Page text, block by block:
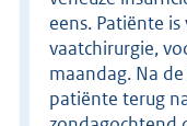
eens. Patiënte
vaatchirurgie,
maandag. Na
patiënte terug